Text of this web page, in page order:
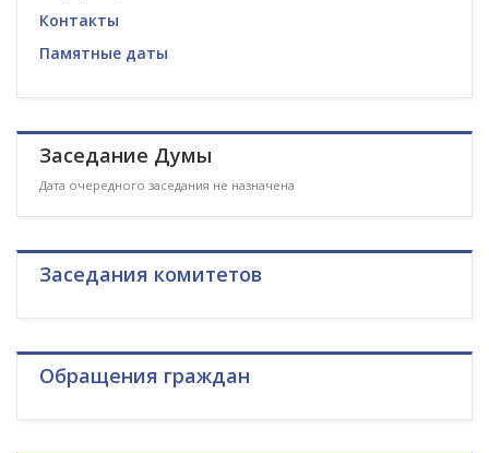
Контакты
Памятные даты
Заседание Думы
Дата очередного заседания не назначена
Заседания комитетов
Обращения граждан